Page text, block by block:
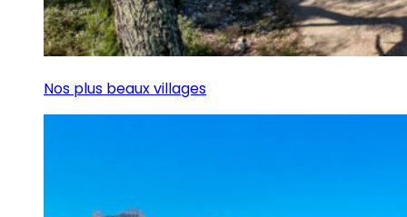
Nos plus beaux villages